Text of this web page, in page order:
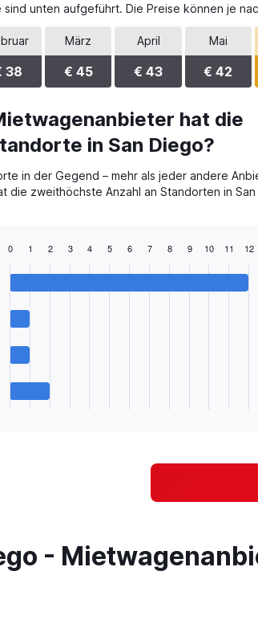
unten aufgeführt. Die Preise können je
38
März
€ 45
April
€ 43
Mai
€ 42
hat die
in San Diego?
in der Gegend – mehr als jeder andere
die zweithöchste Anzahl an Standorten in San
0 1 2 3 4 5 6 7 8 9 10 11 12
-